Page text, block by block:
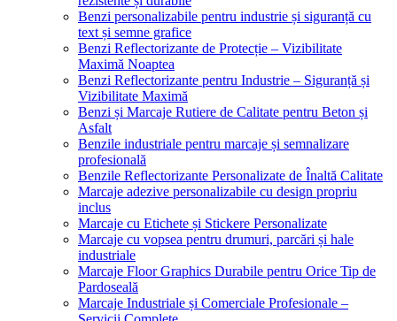
Benzi personalizabile pentru industrie și siguranță cu
text și semne grafice
Benzi Reflectorizante de Protecție – Vizibilitate
Maximă Noaptea
Benzi Reflectorizante pentru Industrie – Siguranță și
Vizibilitate Maximă
Benzi și Marcaje Rutiere de Calitate pentru Beton și
Asfalt
Benzile industriale pentru marcaje și semnalizare
profesională
Benzile Reflectorizante Personalizate de Înaltă Calitate
Marcaje adezive personalizabile cu design propriu
inclus
Marcaje cu Etichete și Stickere Personalizate
Marcaje cu vopsea pentru drumuri, parcări și hale
industriale
Marcaje Floor Graphics Durabile pentru Orice Tip de
Pardoseală
Marcaje Industriale și Comerciale Profesionale –